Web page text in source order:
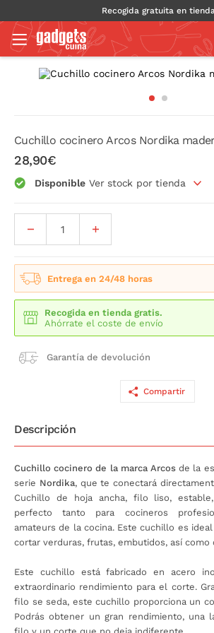
Recogida gratuita en
Cuchillo cocinero Arcos Nordika
28,90€
Disponible Ver stock por tienda
Entrega en 24/48 horas
Recogida en tienda gratis.
Ahórrate el coste de envío
Garantía de devolución
Compartir
Descripción
Cuchillo cocinero de la marca Arcos de la
serie Nordika, que te conectará
Cuchillo de hoja ancha, filo liso,
perfecto tanto para cocineros
amateurs de la cocina. Este cuchillo es
cortar verduras, frutas, embutidos, así como
Este cuchillo está fabricado en acero
extraordinario rendimiento para el corte.
filo se seda, este cuchillo proporciona un
Podrás obtener un gran rendimiento, una